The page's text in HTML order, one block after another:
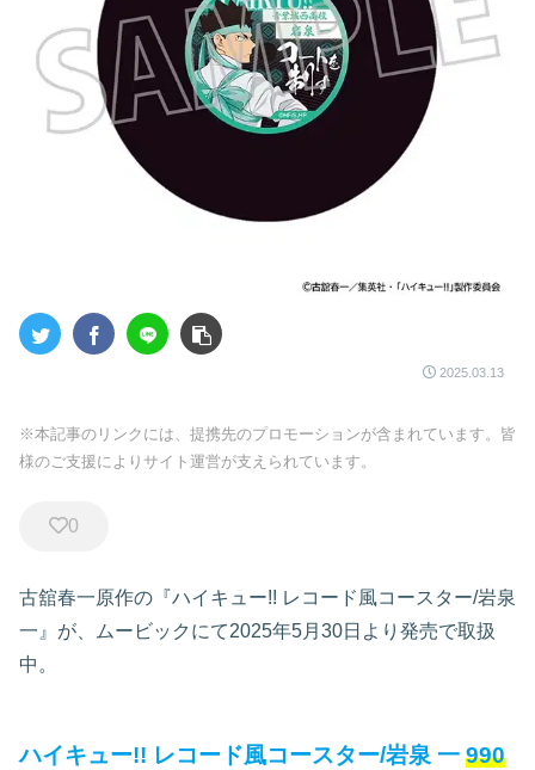
2025.03.13
※本記事のリンクには、提携先のプロモーションが含まれています。皆
様のご支援によりサイト運営が支えられています。
0
古舘春一原作の『ハイキュー!! レコード風コースター/岩泉
一』が、ムービックにて2025年5月30日より発売で取扱
中。
ハイキュー!! レコード風コースター/岩泉 一 990